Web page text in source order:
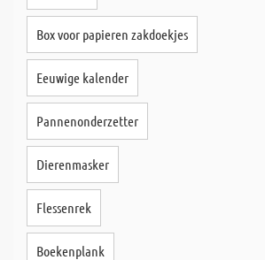
Box voor papieren zakdoekjes
Eeuwige kalender
Pannenonderzetter
Dierenmasker
Flessenrek
Boekenplank